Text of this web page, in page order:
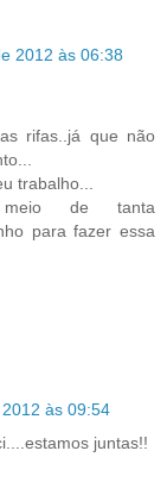
2012 às 06:38
rifas..já que não
trabalho...
de tanta
para fazer essa
às 09:54
juntas!!